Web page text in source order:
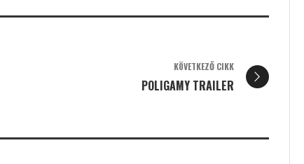
KÖVETKEZŐ CIKK
POLIGAMY TRAILER